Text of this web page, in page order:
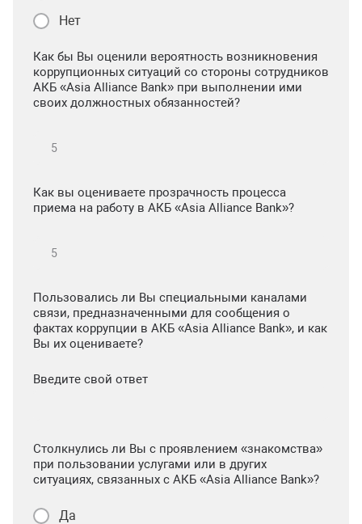
Нет
Как бы Вы оценили вероятность возникновения
коррупционных ситуаций со стороны сотрудников
АКБ «Asia Alliance Bank» при выполнении ими
своих должностных обязанностей?
Как вы оцениваете прозрачность процесса
приема на работу в АКБ «Asia Alliance Bank»?
Пользовались ли Вы специальными каналами
связи, предназначенными для сообщения о
фактах коррупции в АКБ «Asia Alliance Bank», и как
Вы их оцениваете?
Введите свой ответ
Столкнулись ли Вы с проявлением «знакомства»
при пользовании услугами или в других
ситуациях, связанных с АКБ «Asia Alliance Bank»?
Да